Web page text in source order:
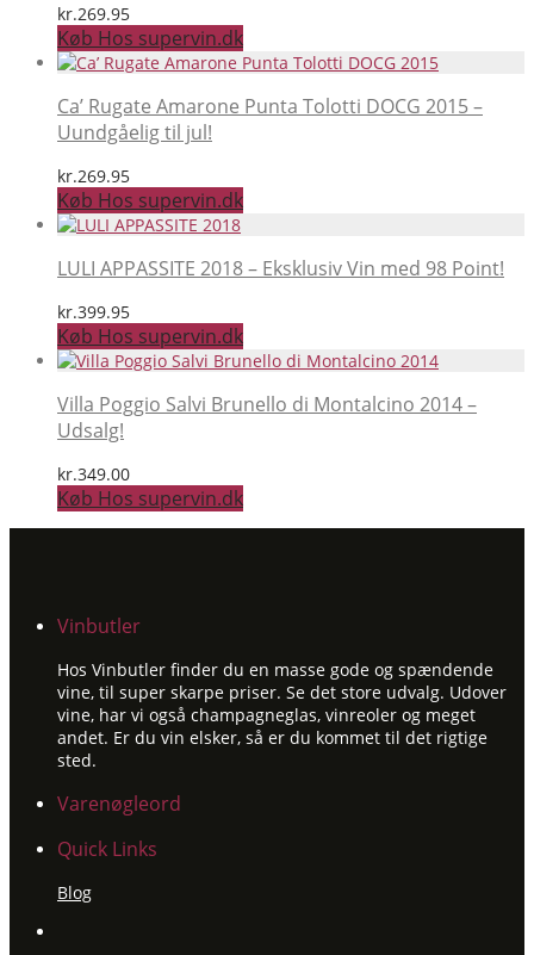
kr.269.95
Køb Hos supervin.dk
Ca’ Rugate Amarone Punta Tolotti DOCG 2015 –
Uundgåelig til jul!
kr.269.95
Køb Hos supervin.dk
LULI APPASSITE 2018 – Eksklusiv Vin med 98 Point!
kr.399.95
Køb Hos supervin.dk
Villa Poggio Salvi Brunello di Montalcino 2014 –
Udsalg!
kr.349.00
Køb Hos supervin.dk
Vinbutler
Hos Vinbutler finder du en masse gode og spændende
vine, til super skarpe priser. Se det store udvalg. Udover
vine, har vi også champagneglas, vinreoler og meget
andet. Er du vin elsker, så er du kommet til det rigtige
sted.
Varenøgleord
Quick Links
Blog